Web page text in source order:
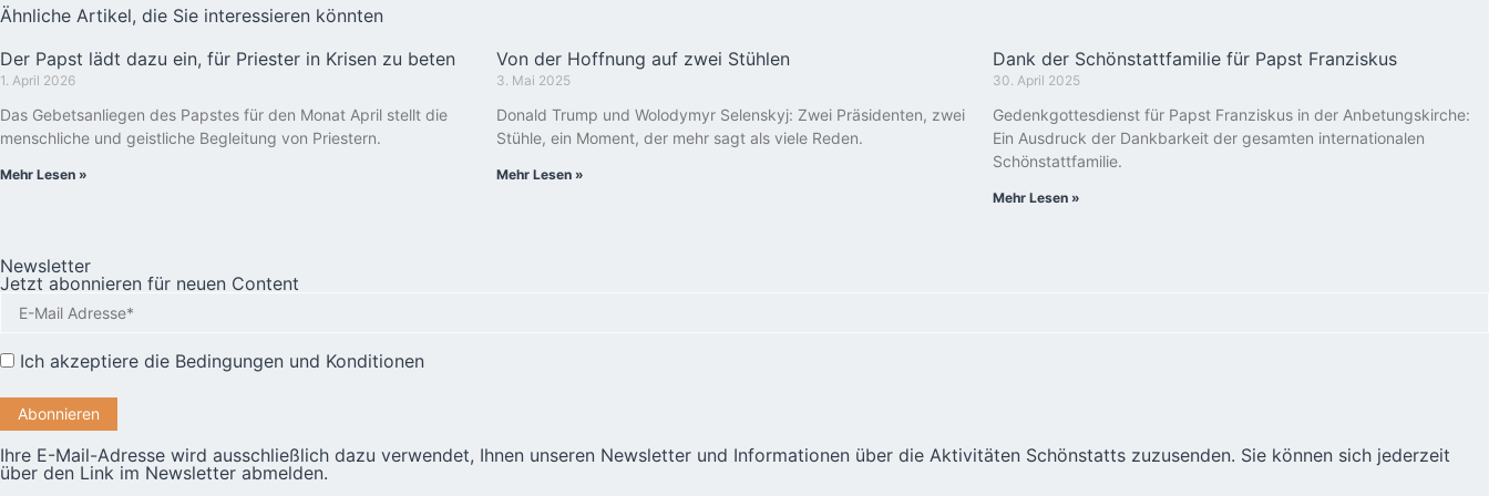
Ähnliche Artikel, die Sie interessieren könnten
Der Papst lädt dazu ein, für Priester in Krisen zu beten
1. April 2026
Das Gebetsanliegen des Papstes für den Monat April stellt die
menschliche und geistliche Begleitung von Priestern.
Mehr Lesen »
Von der Hoffnung auf zwei Stühlen
3. Mai 2025
Donald Trump und Wolodymyr Selenskyj: Zwei Präsidenten, zwei
Stühle, ein Moment, der mehr sagt als viele Reden.
Mehr Lesen »
Dank der Schönstattfamilie für Papst Franziskus
30. April 2025
Gedenkgottesdienst für Papst Franziskus in der Anbetungskirche:
Ein Ausdruck der Dankbarkeit der gesamten internationalen
Schönstattfamilie.
Mehr Lesen »
Newsletter
Jetzt abonnieren für neuen Content
Ich akzeptiere die Bedingungen und Konditionen
Ihre E-Mail-Adresse wird ausschließlich dazu verwendet, Ihnen unseren Newsletter und Informationen über die Aktivitäten Schönstatts zuzusenden. Sie können sich jederzeit
über den Link im Newsletter abmelden.